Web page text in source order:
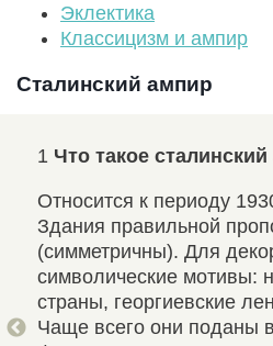
Эклектика
Классицизм и ампир
Сталинский ампир
1 Что такое
Относится к периоду
Здания правильной
(симметричны). Для
символические мотивы:
страны, георгиевские
Чаще всего они поданы